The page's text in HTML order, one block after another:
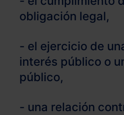
obligación legal,
- el ejercicio de
interés público o
público,
- una relación